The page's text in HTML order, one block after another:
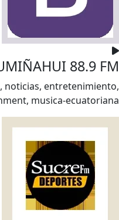
88.9 FM
noticias, entretenimiento,
musica-ecuatoriana